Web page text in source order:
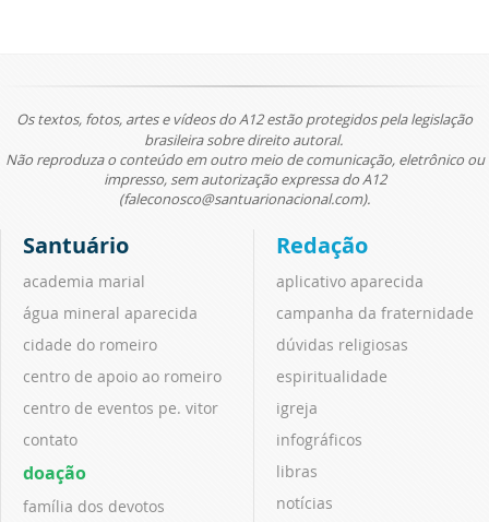
Os textos, fotos, artes e vídeos do A12 estão protegidos pela legislação
brasileira sobre direito autoral.
Não reproduza o conteúdo em outro meio de comunicação, eletrônico ou
impresso, sem autorização expressa do A12
(faleconosco@santuarionacional.com).
Santuário
academia marial
água mineral aparecida
cidade do romeiro
centro de apoio ao romeiro
centro de eventos pe. vitor
contato
doação
família dos devotos
Redação
aplicativo aparecida
campanha da fraternidade
dúvidas religiosas
espiritualidade
igreja
infográficos
libras
notícias